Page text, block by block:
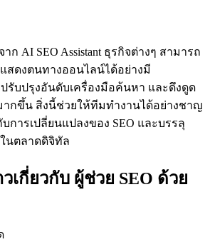
ก AI SEO Assistant ธุรกิจต่างๆ สามารถ
สดงตนทางออนไลน์ได้อย่างมี
รับปรุงอันดับเครื่องมือค้นหา และดึงดูด
ากขึ้น สิ่งนี้ช่วยให้ทีมทำงานได้อย่างชาญ
การเปลี่ยนแปลงของ SEO และบรรลุ
นตลาดดิจิทัล
เกี่ยวกับ ผู้ช่วย SEO ด้วย